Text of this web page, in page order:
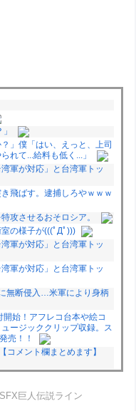
」僕「はい、えっと、上司
れて...給料も低く...」
軍が対応」と台湾軍トッ
飛ばす。逮捕しろやｗｗｗ
攻させるおそロシア。
の様子が(((ﾟДﾟ)))
軍が対応」と台湾軍トッ
軍が対応」と台湾軍トッ
無断侵入…米軍により身柄
開始！アフレコ台本や絵コ
ージッククリップ収録。ス
売！！
メント欄まとめます】
イメージかな
SFX巨人伝説ライン